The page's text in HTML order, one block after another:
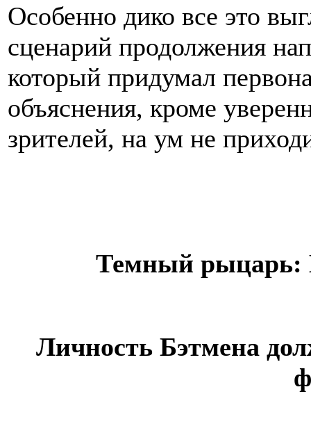
Особенно дико все это
сценарий продолжения
который придумал
объяснения, кроме
зрителей, на ум не
Темный рыцарь:
Личность Бэтмена